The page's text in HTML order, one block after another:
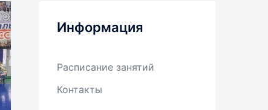
Информация
Расписание занятий
Контакты